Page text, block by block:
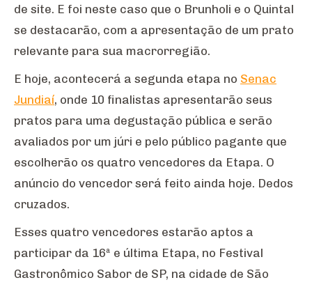
de site. E foi neste caso que o Brunholi e o Quintal
se destacarão, com a apresentação de um prato
relevante para sua macrorregião.
E hoje, acontecerá a segunda etapa no Senac
Jundiaí, onde 10 finalistas apresentarão seus
pratos para uma degustação pública e serão
avaliados por um júri e pelo público pagante que
escolherão os quatro vencedores da Etapa. O
anúncio do vencedor será feito ainda hoje. Dedos
cruzados.
Esses quatro vencedores estarão aptos a
participar da 16ª e última Etapa, no Festival
Gastronômico Sabor de SP, na cidade de São